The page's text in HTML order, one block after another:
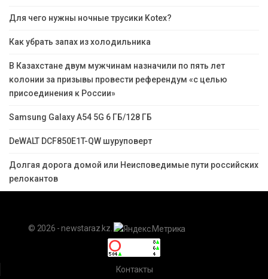
Для чего нужны ночные трусики Kotex?
Как убрать запах из холодильника
В Казахстане двум мужчинам назначили по пять лет
колонии за призывы провести референдум «с целью
присоединения к России»
Samsung Galaxy A54 5G 6 ГБ/128 ГБ
DeWALT DCF850E1T-QW шуруповерт
Долгая дорога домой или Неисповедимые пути российских
релокантов
© 2026 - newstaraz.kz.
Контакты